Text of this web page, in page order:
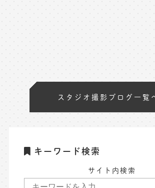
スタジオ撮影ブログ一覧
キーワード検索
サイト内検索